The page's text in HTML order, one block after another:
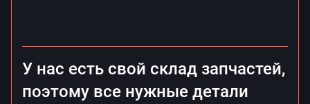
У нас есть свой склад запчастей,
поэтому все нужные детали